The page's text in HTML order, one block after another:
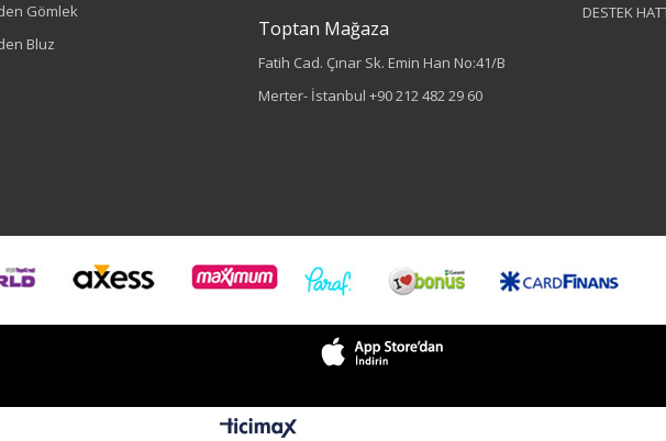
Siyah
Gömlek
Bluz
Toptan Mağaza
Fatih Cad. Çınar Sk. Emin Han No:41/B
Merter- İstanbul +90 212 482 29 60
DESTEK